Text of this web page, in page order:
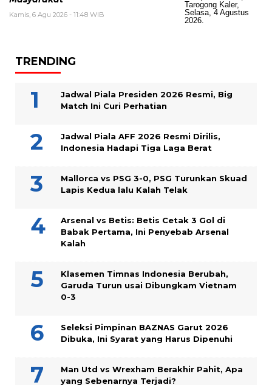
Kamis, 6 Agu 2026 - 11:48 WIB
TRENDING
Jadwal Piala Presiden 2026 Resmi, Big
Match Ini Curi Perhatian
Jadwal Piala AFF 2026 Resmi Dirilis,
Indonesia Hadapi Tiga Laga Berat
Mallorca vs PSG 3-0, PSG Turunkan Skuad
Lapis Kedua lalu Kalah Telak
Arsenal vs Betis: Betis Cetak 3 Gol di
Babak Pertama, Ini Penyebab Arsenal
Kalah
Klasemen Timnas Indonesia Berubah,
Garuda Turun usai Dibungkam Vietnam
0-3
Seleksi Pimpinan BAZNAS Garut 2026
Dibuka, Ini Syarat yang Harus Dipenuhi
Man Utd vs Wrexham Berakhir Pahit, Apa
yang Sebenarnya Terjadi?